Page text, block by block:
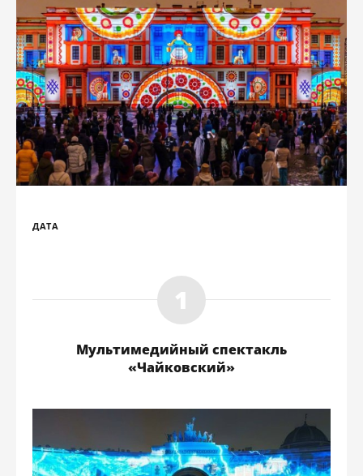
ДАТА
Мультимедийный спектакль
«Чайковский»